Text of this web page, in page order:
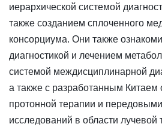
иерархической системой
также созданием сплоченного
консорциума. Они также
диагностикой и лечением
системой междисциплинарной
а также с разработанным Китаем
протонной терапии и
исследований в области лучевой